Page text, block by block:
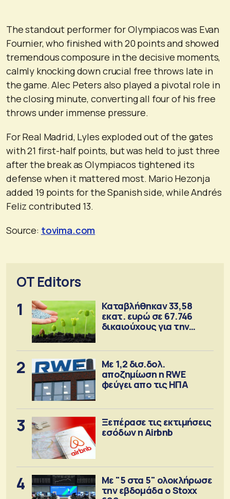
The standout performer for Olympiacos was Evan
Fournier, who finished with 20 points and showed
tremendous composure in the decisive moments,
calmly knocking down crucial free throws late in
the game. Alec Peters also played a pivotal role in
the closing minute, converting all four of his free
throws under immense pressure.
For Real Madrid, Lyles exploded out of the gates
with 21 first-half points, but was held to just three
after the break as Olympiacos tightened its
defense when it mattered most. Mario Hezonja
added 19 points for the Spanish side, while Andrés
Feliz contributed 13.
Source: tovima.com
OT Editors
1
Καταβλήθηκαν 33,58
εκατ. ευρώ σε 67.746
δικαιούχους για την
2
Με 1,2 δισ.δολ.
αποζημίωση η RWE
φεύγει απο τις ΗΠΑ
3
Ξεπέρασε τις εκτιμήσεις
εσόδων η Airbnb
4
Με "5 στα 5" ολοκλήρωσε
την εβδομάδα ο Stoxx